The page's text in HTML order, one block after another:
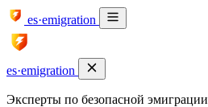
es·emigration
es·emigration
Эксперты по безопасной эмиграции